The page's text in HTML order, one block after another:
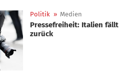
Politik » Medien
Pressefreiheit: Italien fällt
zurück